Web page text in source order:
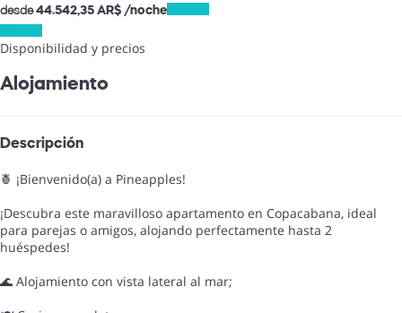
desde44.542,35 AR$ /noche
Disponibilidad y precios
Alojamiento
Descripción
🍍 ¡Bienvenido(a) a Pineapples!
¡Descubra este maravilloso apartamento en Copacabana, ideal
para parejas o amigos, alojando perfectamente hasta 2
huéspedes!
🌊 Alojamiento con vista lateral al mar;